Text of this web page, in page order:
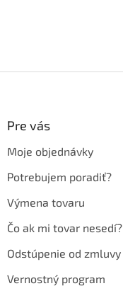
Pre vás
Moje objednávky
Potrebujem poradiť?
Výmena tovaru
Čo ak mi tovar nesedí?
Odstúpenie od zmluvy
Vernostný program